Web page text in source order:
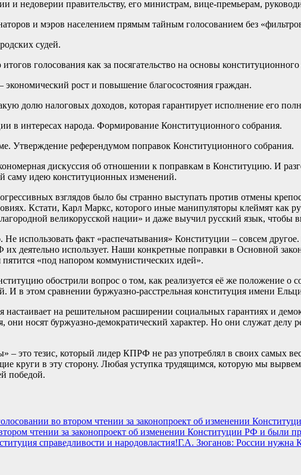
и недоверии правительству, его министрам, вице-премьерам,
и мэров населением прямым тайным голосованием без
судей.
голосования как за посягательство на основы конституционного
экономический рост и повышение благосостояния граждан.
долю налоговых доходов, которая гарантирует исполнение его
в интересах народа. Формирование Конституционного собрания.
Утверждение референдумом поправок Конституционного собрания.
дискуссия об отношении к поправкам в Конституцию. И
саму идею конституционных изменений.
взглядов было бы странно выступать против отмены
Кстати, Карл Маркс, которого иные манипуляторы клеймят как
великорусской нации» и даже выучил русский язык, чтобы
Не использовать факт «распечатывания» Конституции – совсем
деятельно использует. Наши конкретные поправки в Основной
«под напором коммунистических идей».
обострили вопрос о том, как реализуется её же положение о
И в этом сравнении буржуазно-расстрельная конституция имени
на решительном расширении социальных гарантиях и
они носят буржуазно-демократический характер. Но они служат
– это тезис, который лидер КПРФ не раз употреблял в своих самых
круги в эту сторону. Любая уступка трудящимся, которую мы
победой.
чтении за законопроект об изменении Конституции РФ и были
Г.А. Зюганов: России нужна